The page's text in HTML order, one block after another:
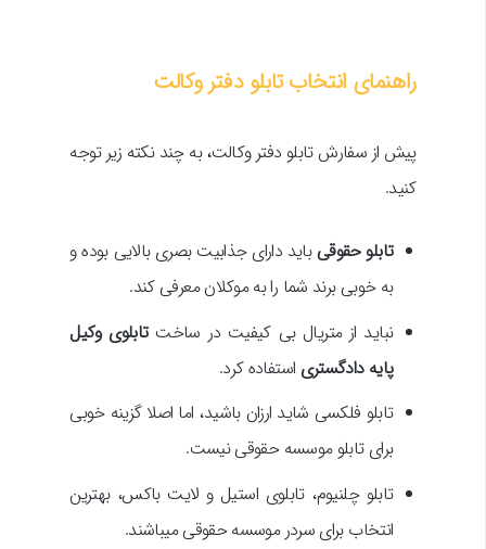
راهنمای انتخاب تابلو دفتر وکالت
پیش از سفارش تابلو دفتر وکالت، به چند نکته زیر توجه
کنید.
تابلو حقوقیباید دارای جذابیت بصری بالایی بوده و
به خوبی برند شما را به موکلان معرفی کند.
نباید از متریال بی کیفیت در ساختتابلوی وکیل
پایه دادگستری استفاده کرد.
تابلو فلکسی شاید ارزان باشید، اما اصلا گزینه خوبی
برای تابلو موسسه حقوقی نیست.
تابلو چلنیوم، تابلوی استیل و لایت باکس، بهترین
انتخاب برای سردر موسسه حقوقی میباشند.